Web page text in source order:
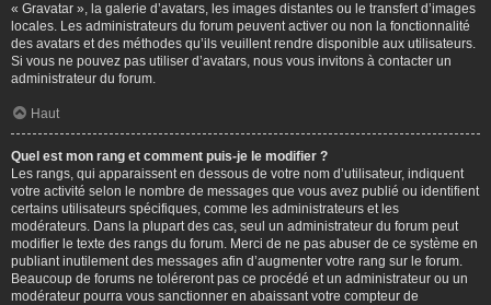
« Gravatar », la galerie d’avatars, les images distantes ou le transfert d’images
locales. Les administrateurs du forum peuvent activer ou non la fonctionnalité
des avatars et des méthodes qu’ils veuillent rendre disponible aux utilisateurs.
Si vous ne pouvez pas utiliser d’avatars, nous vous invitons à contacter un
administrateur du forum.
Haut
Quel est mon rang et comment puis-je le modifier ?
Les rangs, qui apparaissent en dessous de votre nom d’utilisateur, indiquent
votre activité selon le nombre de messages que vous avez publié ou identifient
certains utilisateurs spécifiques, comme les administrateurs et les
modérateurs. Dans la plupart des cas, seul un administrateur du forum peut
modifier le texte des rangs du forum. Merci de ne pas abuser de ce système en
publiant inutilement des messages afin d’augmenter votre rang sur le forum.
Beaucoup de forums ne toléreront pas ce procédé et un administrateur ou un
modérateur pourra vous sanctionner en abaissant votre compteur de